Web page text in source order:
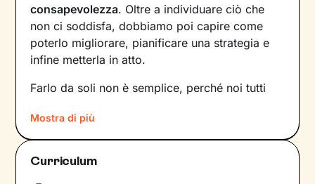
consapevolezza. Oltre a individuare ciò che
non ci soddisfa, dobbiamo poi capire come
poterlo migliorare, pianificare una strategia e
infine metterla in atto.
Farlo da soli non è semplice, perché noi tutti
dinamiche– interne e relazionali – che non le
notiamo nemmeno. Ecco perché l’intervento di
un professionista risulta fondamentale.
Mostra di più
Curriculum